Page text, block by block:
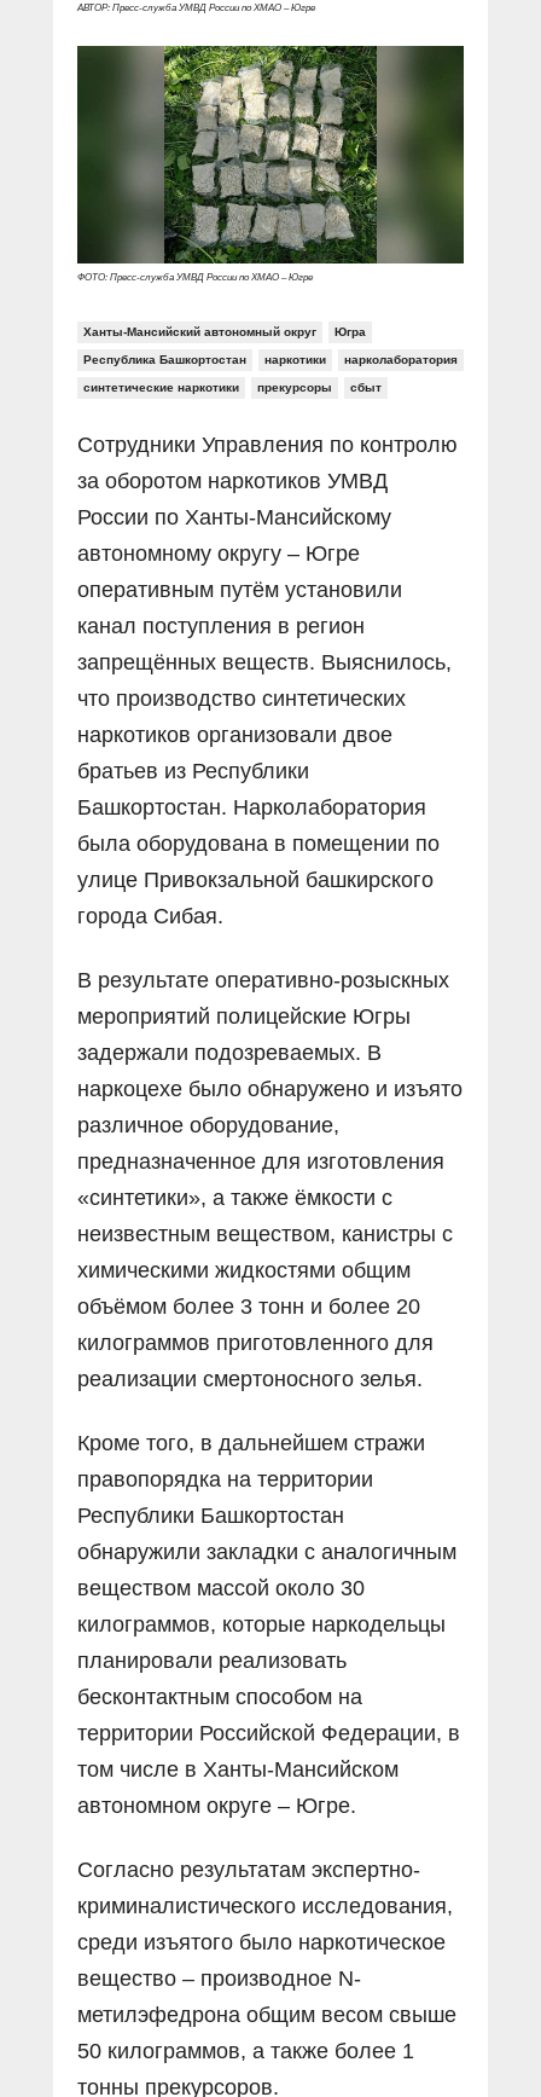
Социальные ролики
Документальные фильмы
Прямой разговор
В знании сила
Специальный репортаж
КиберПОСТОВОЙ
Журнал «Полиция России»
О ПОРТАЛЕ
АВТОР: Пресс-служба УМВД России по ХМАО – Югре
ФОТО: Пресс-служба УМВД России по ХМАО – Югре
Ханты-Мансийский автономный округ Югра
Республика Башкортостан наркотики нарколаборатория
синтетические наркотики прекурсоры сбыт
Сотрудники Управления по контролю
за оборотом наркотиков УМВД
России по Ханты-Мансийскому
автономному округу – Югре
оперативным путём установили
канал поступления в регион
запрещённых веществ. Выяснилось,
что производство синтетических
наркотиков организовали двое
братьев из Республики
Башкортостан. Нарколаборатория
была оборудована в помещении по
улице Привокзальной башкирского
города Сибая.
В результате оперативно-розыскных
мероприятий полицейские Югры
задержали подозреваемых. В
наркоцехе было обнаружено и изъято
различное оборудование,
предназначенное для изготовления
«синтетики», а также ёмкости с
неизвестным веществом, канистры с
химическими жидкостями общим
объёмом более 3 тонн и более 20
килограммов приготовленного для
реализации смертоносного зелья.
Кроме того, в дальнейшем стражи
правопорядка на территории
Республики Башкортостан
обнаружили закладки с аналогичным
веществом массой около 30
килограммов, которые наркодельцы
планировали реализовать
бесконтактным способом на
территории Российской Федерации, в
том числе в Ханты-Мансийском
автономном округе – Югре.
Согласно результатам экспертно-
криминалистического исследования,
среди изъятого было наркотическое
вещество – производное N-
метилэфедрона общим весом свыше
50 килограммов, а также более 1
тонны прекурсоров.